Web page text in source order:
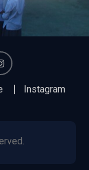
Instagram
Instagram